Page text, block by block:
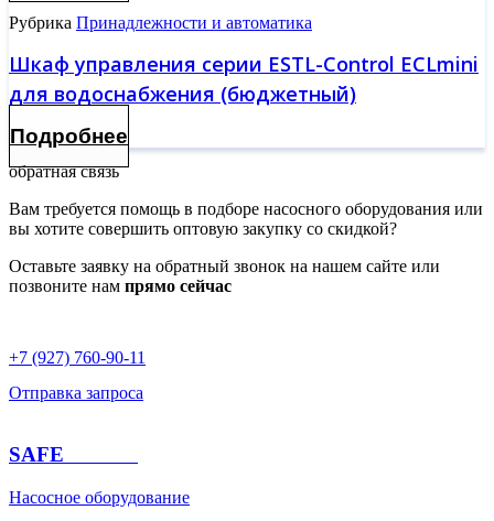
Рубрика Принадлежности и автоматика
Шкаф управления серии ESTL-Control ECLmini
для водоснабжения (бюджетный)
Подробнее
обратная связь
Вам требуется помощь в подборе насосного оборудования или
вы хотите совершить оптовую закупку со скидкой?
Оставьте заявку на обратный звонок на нашем сайте или
позвоните нам прямо сейчас
+7 (927) 760-90-11
Отправка запроса
SAFE
Насосное оборудование